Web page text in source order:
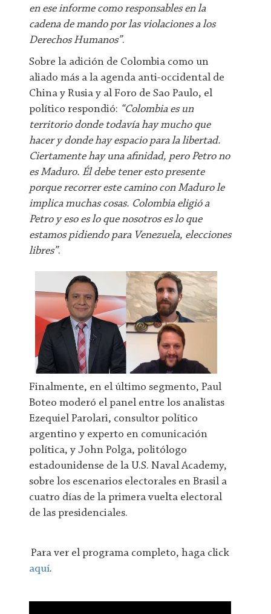
en ese informe como responsables en la
cadena de mando por las violaciones a los
Derechos Humanos”.
Sobre la adición de Colombia como un
aliado más a la agenda anti-occidental de
China y Rusia y al Foro de Sao Paulo, el
político respondió: “Colombia es un
territorio donde todavía hay mucho que
hacer y donde hay espacio para la libertad.
Ciertamente hay una afinidad, pero Petro no
es Maduro. Él debe tener esto presente
porque recorrer este camino con Maduro le
implica muchas cosas. Colombia eligió a
Petro y eso es lo que nosotros es lo que
estamos pidiendo para Venezuela, elecciones
libres”.
Finalmente, en el último segmento, Paul
Boteo moderó el panel entre los analistas
Ezequiel Parolari, consultor político
argentino y experto en comunicación
política, y John Polga, politólogo
estadounidense de la U.S. Naval Academy,
sobre los escenarios electorales en Brasil a
cuatro días de la primera vuelta electoral
de las presidenciales.
Para ver el programa completo, haga click
aquí.